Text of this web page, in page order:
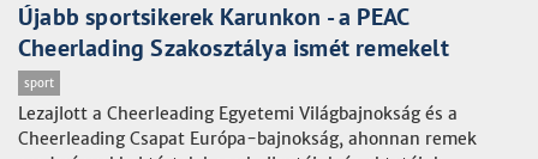
Újabb sportsikerek Karunkon - a PEAC
Cheerlading Szakosztálya ismét remekelt
sport
Lezajlott a Cheerleading Egyetemi Világbajnokság és a
Cheerleading Csapat Európa-bajnokság, ahonnan remek